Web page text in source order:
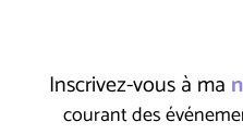
Inscrivez-vous à ma
courant des